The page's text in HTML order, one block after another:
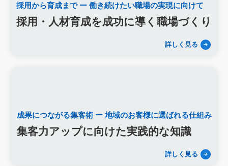
採用から育成まで ー 働き続けたい職場の実現に向けて
採用・人材育成を成功に導く職場づくり
詳しく見る
成果につながる集客術 ー 地域のお客様に選ばれる仕組み
集客力アップに向けた実践的な知識
詳しく見る